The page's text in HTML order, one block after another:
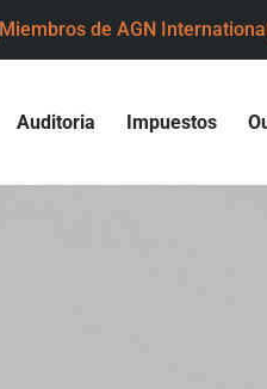
de AGN
Auditoria Impuestos